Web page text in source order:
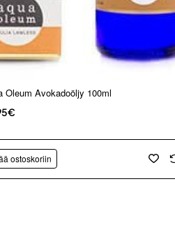
Oleum Avokadoöljy 100ml
ostoskoriin